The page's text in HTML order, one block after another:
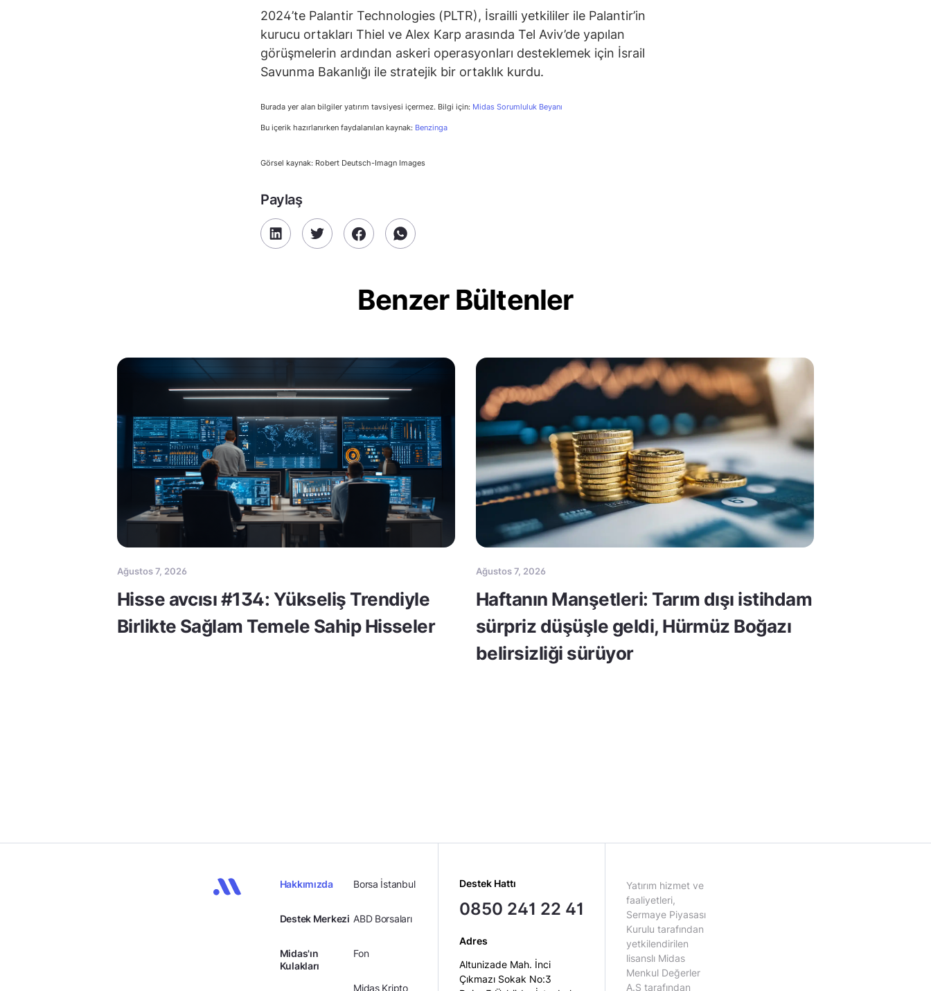
2024’te Palantir Technologies (PLTR), İsrailli yetkililer ile Palantir’in
kurucu ortakları Thiel ve Alex Karp arasında Tel Aviv’de yapılan
görüşmelerin ardından askeri operasyonları desteklemek için İsrail
Savunma Bakanlığı ile stratejik bir ortaklık kurdu.
Burada yer alan bilgiler yatırım tavsiyesi içermez. Bilgi için: Midas Sorumluluk Beyanı
Bu içerik hazırlanırken faydalanılan kaynak: Benzinga
Görsel kaynak: Robert Deutsch-Imagn Images
Paylaş
Benzer Bültenler
Ağustos 7, 2026
Hisse avcısı #134: Yükseliş Trendiyle
Birlikte Sağlam Temele Sahip Hisseler
Ağustos 7, 2026
Haftanın Manşetleri: Tarım dışı istihdam
sürpriz düşüşle geldi, Hürmüz Boğazı
belirsizliği sürüyor
Hakkımızda
Destek Merkezi
Midas'ın
Kulakları
Borsa İstanbul
ABD Borsaları
Fon
Midas Kripto
Destek Hattı
0850 241 22 41
Adres
Altunizade Mah. İnci
Çıkmazı Sokak No:3
Yatırım hizmet ve
faaliyetleri,
Sermaye Piyasası
Kurulu tarafından
yetkilendirilen
lisanslı Midas
Menkul Değerler
A.Ş tarafından